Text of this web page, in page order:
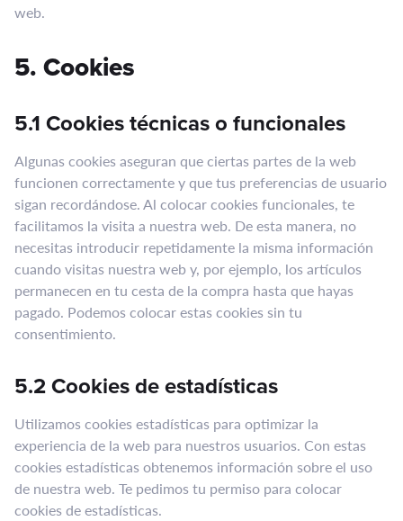
web.
5. Cookies
5.1 Cookies técnicas o funcionales
Algunas cookies aseguran que ciertas partes de la web
funcionen correctamente y que tus preferencias de usuario
sigan recordándose. Al colocar cookies funcionales, te
facilitamos la visita a nuestra web. De esta manera, no
necesitas introducir repetidamente la misma información
cuando visitas nuestra web y, por ejemplo, los artículos
permanecen en tu cesta de la compra hasta que hayas
pagado. Podemos colocar estas cookies sin tu
consentimiento.
5.2 Cookies de estadísticas
Utilizamos cookies estadísticas para optimizar la
experiencia de la web para nuestros usuarios. Con estas
cookies estadísticas obtenemos información sobre el uso
de nuestra web. Te pedimos tu permiso para colocar
cookies de estadísticas.